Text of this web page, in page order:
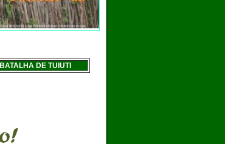
BATALHA DE TUIUTI